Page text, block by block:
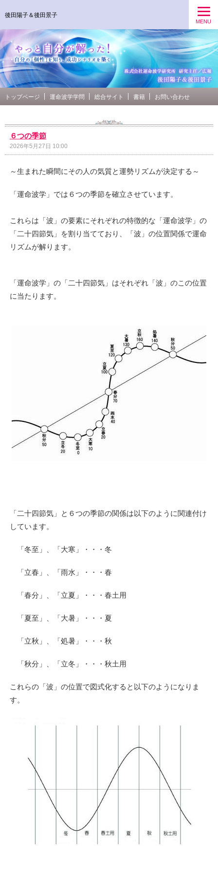
後田陽子＆後田景子
MENU
トップページ 運命波学学問 総合サイト 書籍 お問い合わせ
６つの季節
2026年5月27日 10:00
～生まれた瞬間にその人の気質と運勢リズムが決定する～
「運命波学」では６つの季節を確立させています。
これらは「波」の要素にそれぞれの特徴的な「運命波学」の
「二十四節気」を割り当てており、「波」の位置関係で運命
リズムが解ります。
「運命波学」の「二十四節気」はそれぞれ「波」のこの位置
に当たります。
「二十四節気」と６つの季節の関係は以下のように関連付け
しています。
「冬至」、「大寒」・・・冬
「立春」、「雨水」・・・春
「春分」、「立夏」・・・春土用
「夏至」、「大暑」・・・夏
「立秋」、「処暑」・・・秋
「秋分」、「立冬」・・・秋土用
これらの「波」の位置で図式化すると以下のようになりま
す。